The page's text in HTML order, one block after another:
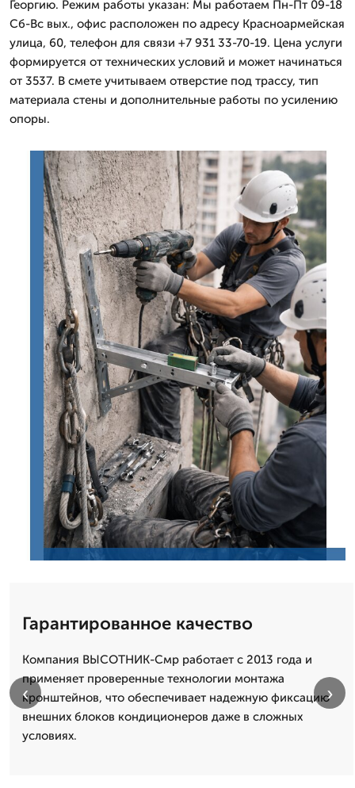
Георгию. Режим работы указан: Мы работаем Пн-Пт 09-18
Сб-Вс вых., офис расположен по адресу Красноармейская
улица, 60, телефон для связи +7 931 33-70-19. Цена услуги
формируется от технических условий и может начинаться
от 3537. В смете учитываем отверстие под трассу, тип
материала стены и дополнительные работы по усилению
опоры.
Гарантированное качество
Компания ВЫСОТНИК-Смр работает с 2013 года и
применяет проверенные технологии монтажа
кронштейнов, что обеспечивает надежную фиксацию
внешних блоков кондиционеров даже в сложных
условиях.
‹ ›